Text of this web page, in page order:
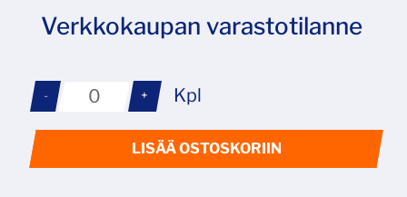
Verkkokaupan varastotilanne
- + Kpl
LISÄÄ OSTOSKORIIN